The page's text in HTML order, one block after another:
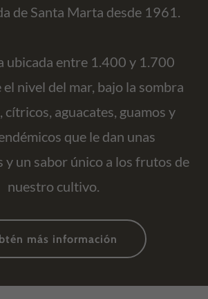
de Santa Marta desde 1961.
ubicada entre 1.400 y 1.700
nivel del mar, bajo la sombra
cítricos, aguacates, guamos y
que le dan unas
y un sabor único a los frutos de
nuestro cultivo.
más información